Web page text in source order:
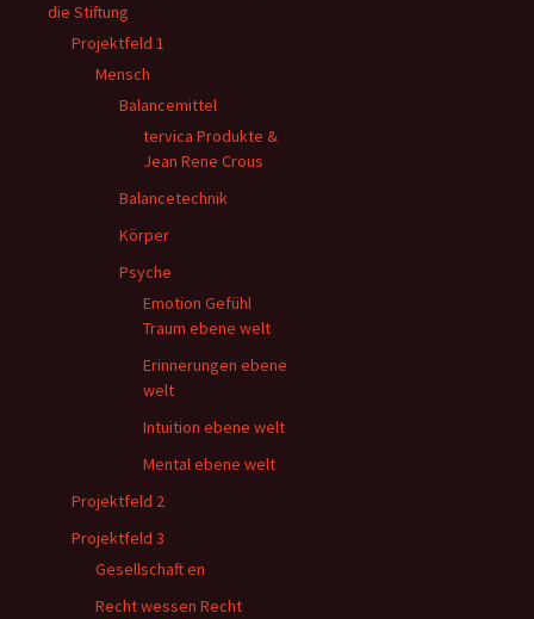
die Stiftung
Projektfeld 1
Mensch
Balancemittel
tervica Produkte &
Jean Rene Crous
Balancetechnik
Körper
Psyche
Emotion Gefühl
Traum ebene welt
Erinnerungen ebene
welt
Intuition ebene welt
Mental ebene welt
Projektfeld 2
Projektfeld 3
Gesellschaft en
Recht wessen Recht